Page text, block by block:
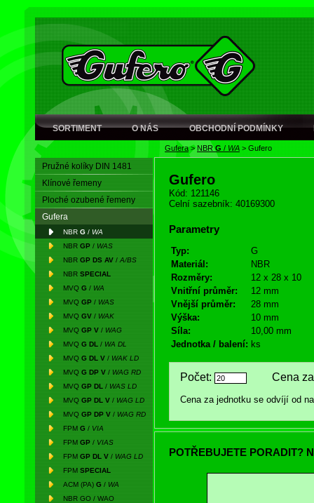
SORTIMENT O NÁS OBCHODNÍ PODMÍNKY
Gufera> NBRG / WA > Gufero
Pružné kolíky DIN 1481
Klínové řemeny
Ploché ozubené řemeny
Gufera
NBR G / WA
NBR GP / WAS
NBR GP DS AV / A/BS
NBR SPECIAL
MVQ G / WA
MVQ GP / WAS
MVQ GV / WAK
MVQ GP V / WAG
MVQ G DL / WA DL
MVQ G DL V / WAK LD
MVQ G DP V / WAG RD
MVQ GP DL / WAS LD
MVQ GP DL V / WAG LD
MVQ GP DP V / WAG RD
FPM G / VIA
FPM GP / VIAS
FPM GP DL V / WAG LD
FPM SPECIAL
ACM (PA) G / WA
NBR GO / WAO
Gufero
Kód: 121146
Celní sazebník: 40169300
Parametry
Typ:
G
Materiál:
NBR
Rozměry:
12 x 28 x 10
Vnitřní průměr:
12 mm
Vnější průměr:
28 mm
Výška:
10 mm
Síla:
10,00 mm
Jednotka / balení: ks
Počet: Cena za
Cena za jednotku se odvíjí od
POTŘEBUJETE PORADIT?